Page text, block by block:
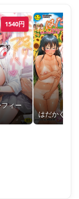
1540円
ィー
はだかぐらし